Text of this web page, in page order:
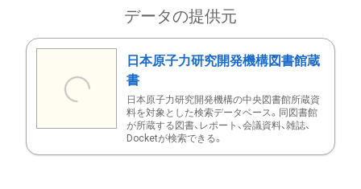
データの提供元
日本原子力研究開発機構図書館蔵
書
日本原子力研究開発機構の中央図書館所蔵資
料を対象とした検索データベース。同図書館
が所蔵する図書、レポート、会議資料、雑誌、
Docketが検索できる。